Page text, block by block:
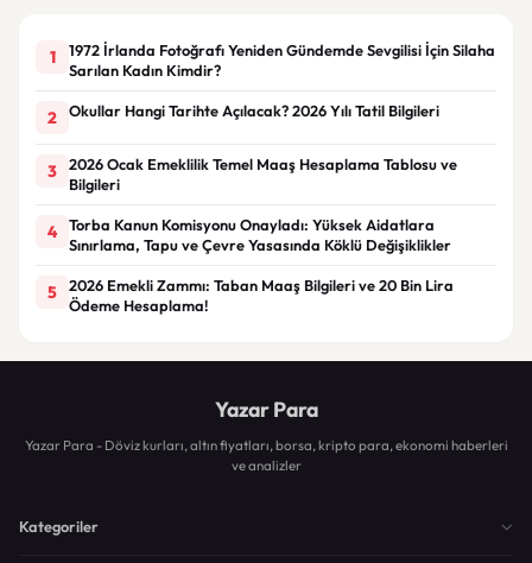
1
1972 İrlanda Fotoğrafı Yeniden Gündemde Sevgilisi İçin Silaha
Sarılan Kadın Kimdir?
2 Okullar Hangi Tarihte Açılacak? 2026 Yılı Tatil Bilgileri
3
2026 Ocak Emeklilik Temel Maaş Hesaplama Tablosu ve
Bilgileri
4
Torba Kanun Komisyonu Onayladı: Yüksek Aidatlara
Sınırlama, Tapu ve Çevre Yasasında Köklü Değişiklikler
5
2026 Emekli Zammı: Taban Maaş Bilgileri ve 20 Bin Lira
Ödeme Hesaplama!
Yazar Para
Yazar Para - Döviz kurları, altın fiyatları, borsa, kripto para, ekonomi haberleri
ve analizler
Kategoriler